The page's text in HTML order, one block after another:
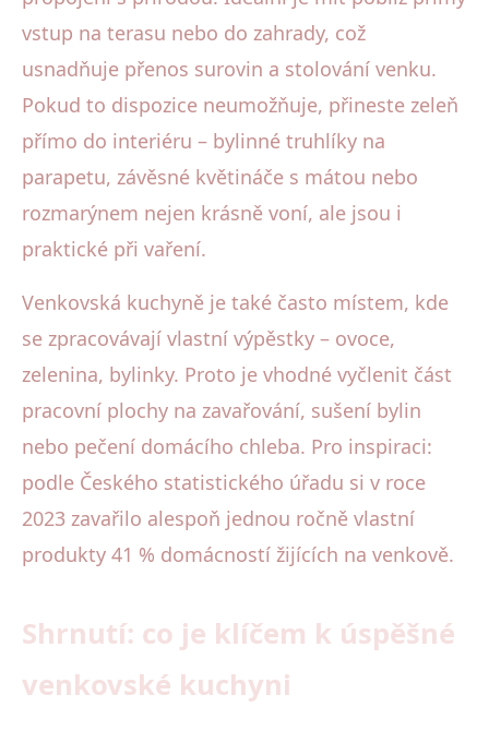
vstup na terasu nebo do zahrady, což
usnadňuje přenos surovin a stolování venku.
Pokud to dispozice neumožňuje, přineste zeleň
přímo do interiéru – bylinné truhlíky na
parapetu, závěsné květináče s mátou nebo
rozmarýnem nejen krásně voní, ale jsou i
praktické při vaření.
Venkovská kuchyně je také často místem, kde
se zpracovávají vlastní výpěstky – ovoce,
zelenina, bylinky. Proto je vhodné vyčlenit část
pracovní plochy na zavařování, sušení bylin
nebo pečení domácího chleba. Pro inspiraci:
podle Českého statistického úřadu si v roce
2023 zavařilo alespoň jednou ročně vlastní
produkty 41 % domácností žijících na venkově.
Shrnutí: co je klíčem k úspěšné
venkovské kuchyni